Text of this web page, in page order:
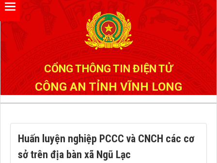
CỔNG THÔNG TIN ĐIỆN TỬ
CÔNG AN TỈNH VĨNH LONG
Huấn luyện nghiệp PCCC và CNCH các cơ
sở trên địa bàn xã Ngũ Lạc